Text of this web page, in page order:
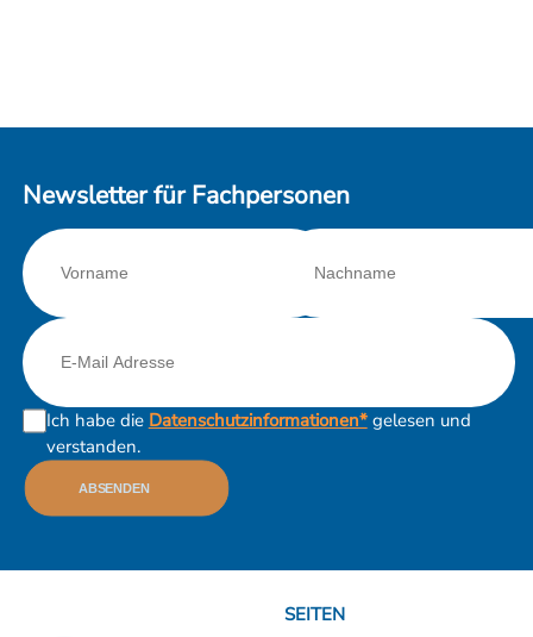
Newsletter für Fachpersonen
Ich habe die Datenschutzinformationen*gelesen und
verstanden.
ABSENDEN
SEITEN